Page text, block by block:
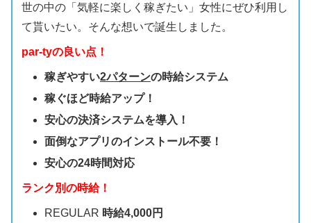
世の中の「気軽に楽しく稼ぎたい」女性にぜひ利用し
て貰いたい。そんな想いで誕生しました。
par-tyの良い点！
稼ぎやすい2パターンの時給システム
稼ぐほど時給アップ！
安心の決済システムを導入！
面倒なアプリのインストール不要！
安心の24時間対応
ランク別の時給！
REGULAR 時給4,000円